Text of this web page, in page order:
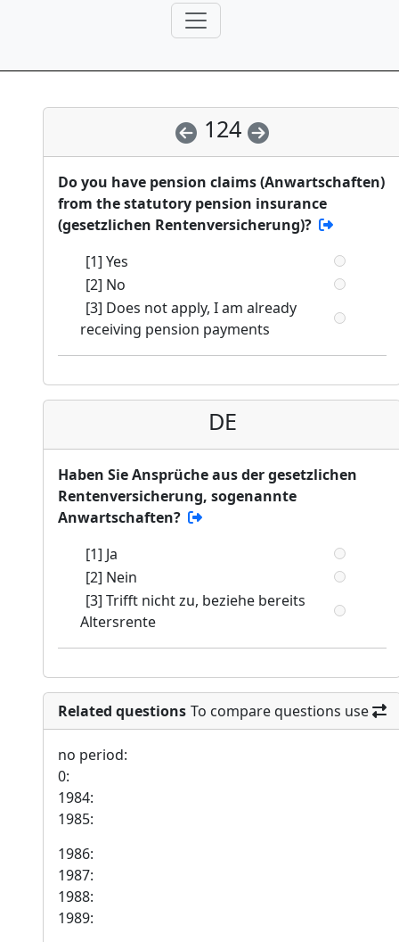
124
Do you have pension claims (Anwartschaften)
from the statutory pension insurance
(gesetzlichen Rentenversicherung)?
[1] Yes
[2] No
[3] Does not apply, I am already
receiving pension payments
DE
Haben Sie Ansprüche aus der gesetzlichen
Rentenversicherung, sogenannte
Anwartschaften?
[1] Ja
[2] Nein
[3] Trifft nicht zu, beziehe bereits
Altersrente
Related questions To compare questions use
no period:
0:
1984:
1985:
1986:
1987:
1988:
1989: